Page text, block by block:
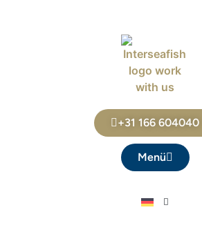
+31 166 604040
Menü